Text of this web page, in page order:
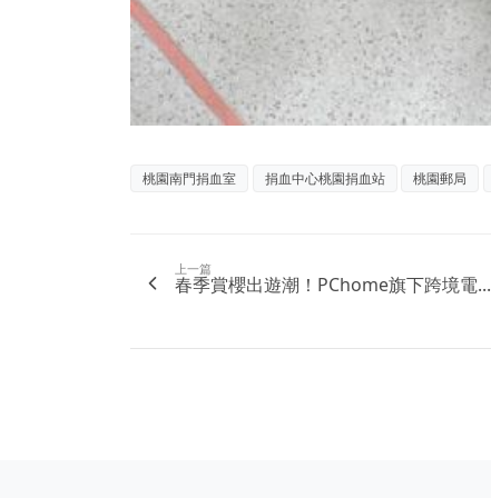
桃園南門捐血室 捐血中心桃園捐血站 桃園郵局
上一篇
春季賞櫻出遊潮！PChome旗下跨境電...